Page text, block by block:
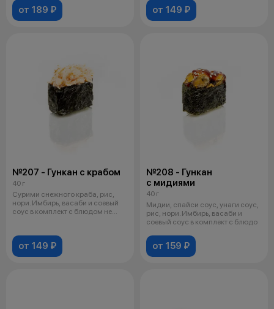
от 189 ₽ от 149 ₽
№207 - Гункан с крабом
40 г
Сурими снежного краба, рис,
нори. Имбирь, васаби и соевый
соус в комплект с блюдом не
от 149 ₽
№208 - Гункан
с мидиями
40 г
Мидии, спайси соус, унаги соус,
рис, нори. Имбирь, васаби и
соевый соус в комплект с блюдо
от 159 ₽